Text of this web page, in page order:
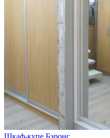
Шкаф-купе Бэронс